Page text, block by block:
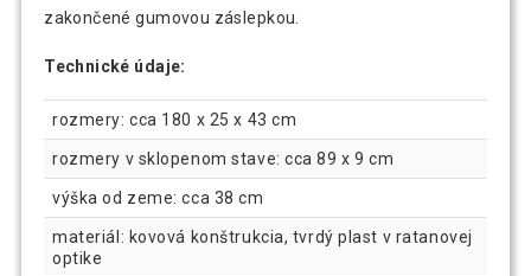
zakončené gumovou záslepkou.
Technické údaje:
rozmery: cca 180 x 25 x 43 cm
rozmery v sklopenom stave: cca 89 x 9 cm
výška od zeme: cca 38 cm
materiál: kovová konštrukcia, tvrdý plast v ratanovej
optike